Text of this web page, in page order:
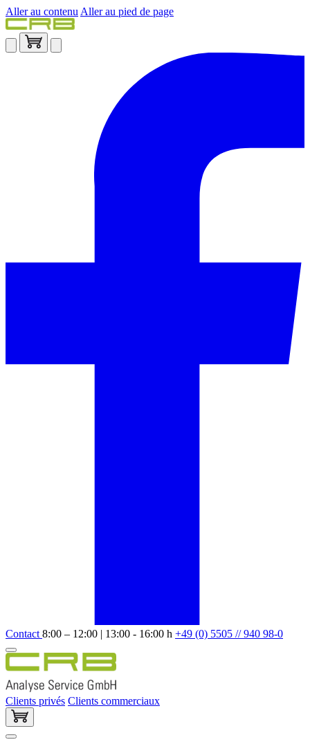
Aller au contenu Aller au pied de page
Contact 8:00 – 12:00 | 13:00 - 16:00 h +49 (0) 5505 // 940 98-0
Clients privés Clients commerciaux